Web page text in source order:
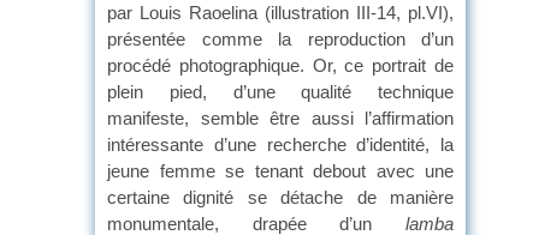
par Louis Raoelina (illustration III-14, pl.VI),
présentée comme la reproduction d’un
procédé photographique. Or, ce portrait de
plein pied, d’une qualité technique
manifeste, semble être aussi l’affirmation
intéressante d’une recherche d’identité, la
jeune femme se tenant debout avec une
certaine dignité se détache de manière
monumentale, drapée d’un lamba